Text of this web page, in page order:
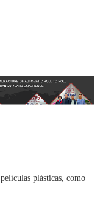
plásticas, como